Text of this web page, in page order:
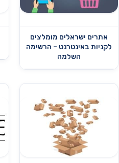
אתרים ישראלים מומלצים
לקניות באינטרנט – הרשימה
השלמה